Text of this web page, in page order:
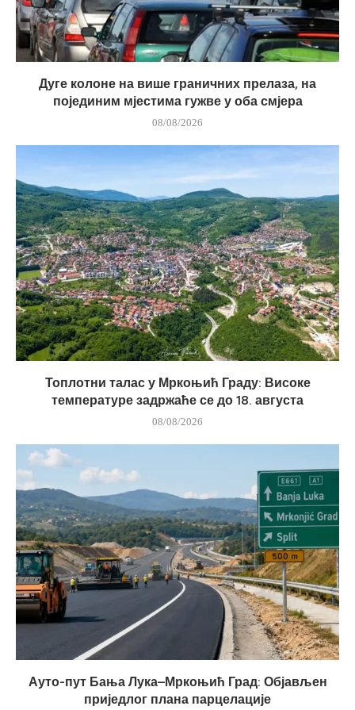
Дуге колоне на више граничних прелаза, на
појединим мјестима гужве у оба смјера
08/08/2026
Топлотни талас у Мркоњић Граду: Високе
температуре задржаће се до 18. августа
08/08/2026
Ауто-пут Бања Лука–Мркоњић Град: Објављен
приједлог плана парцелације